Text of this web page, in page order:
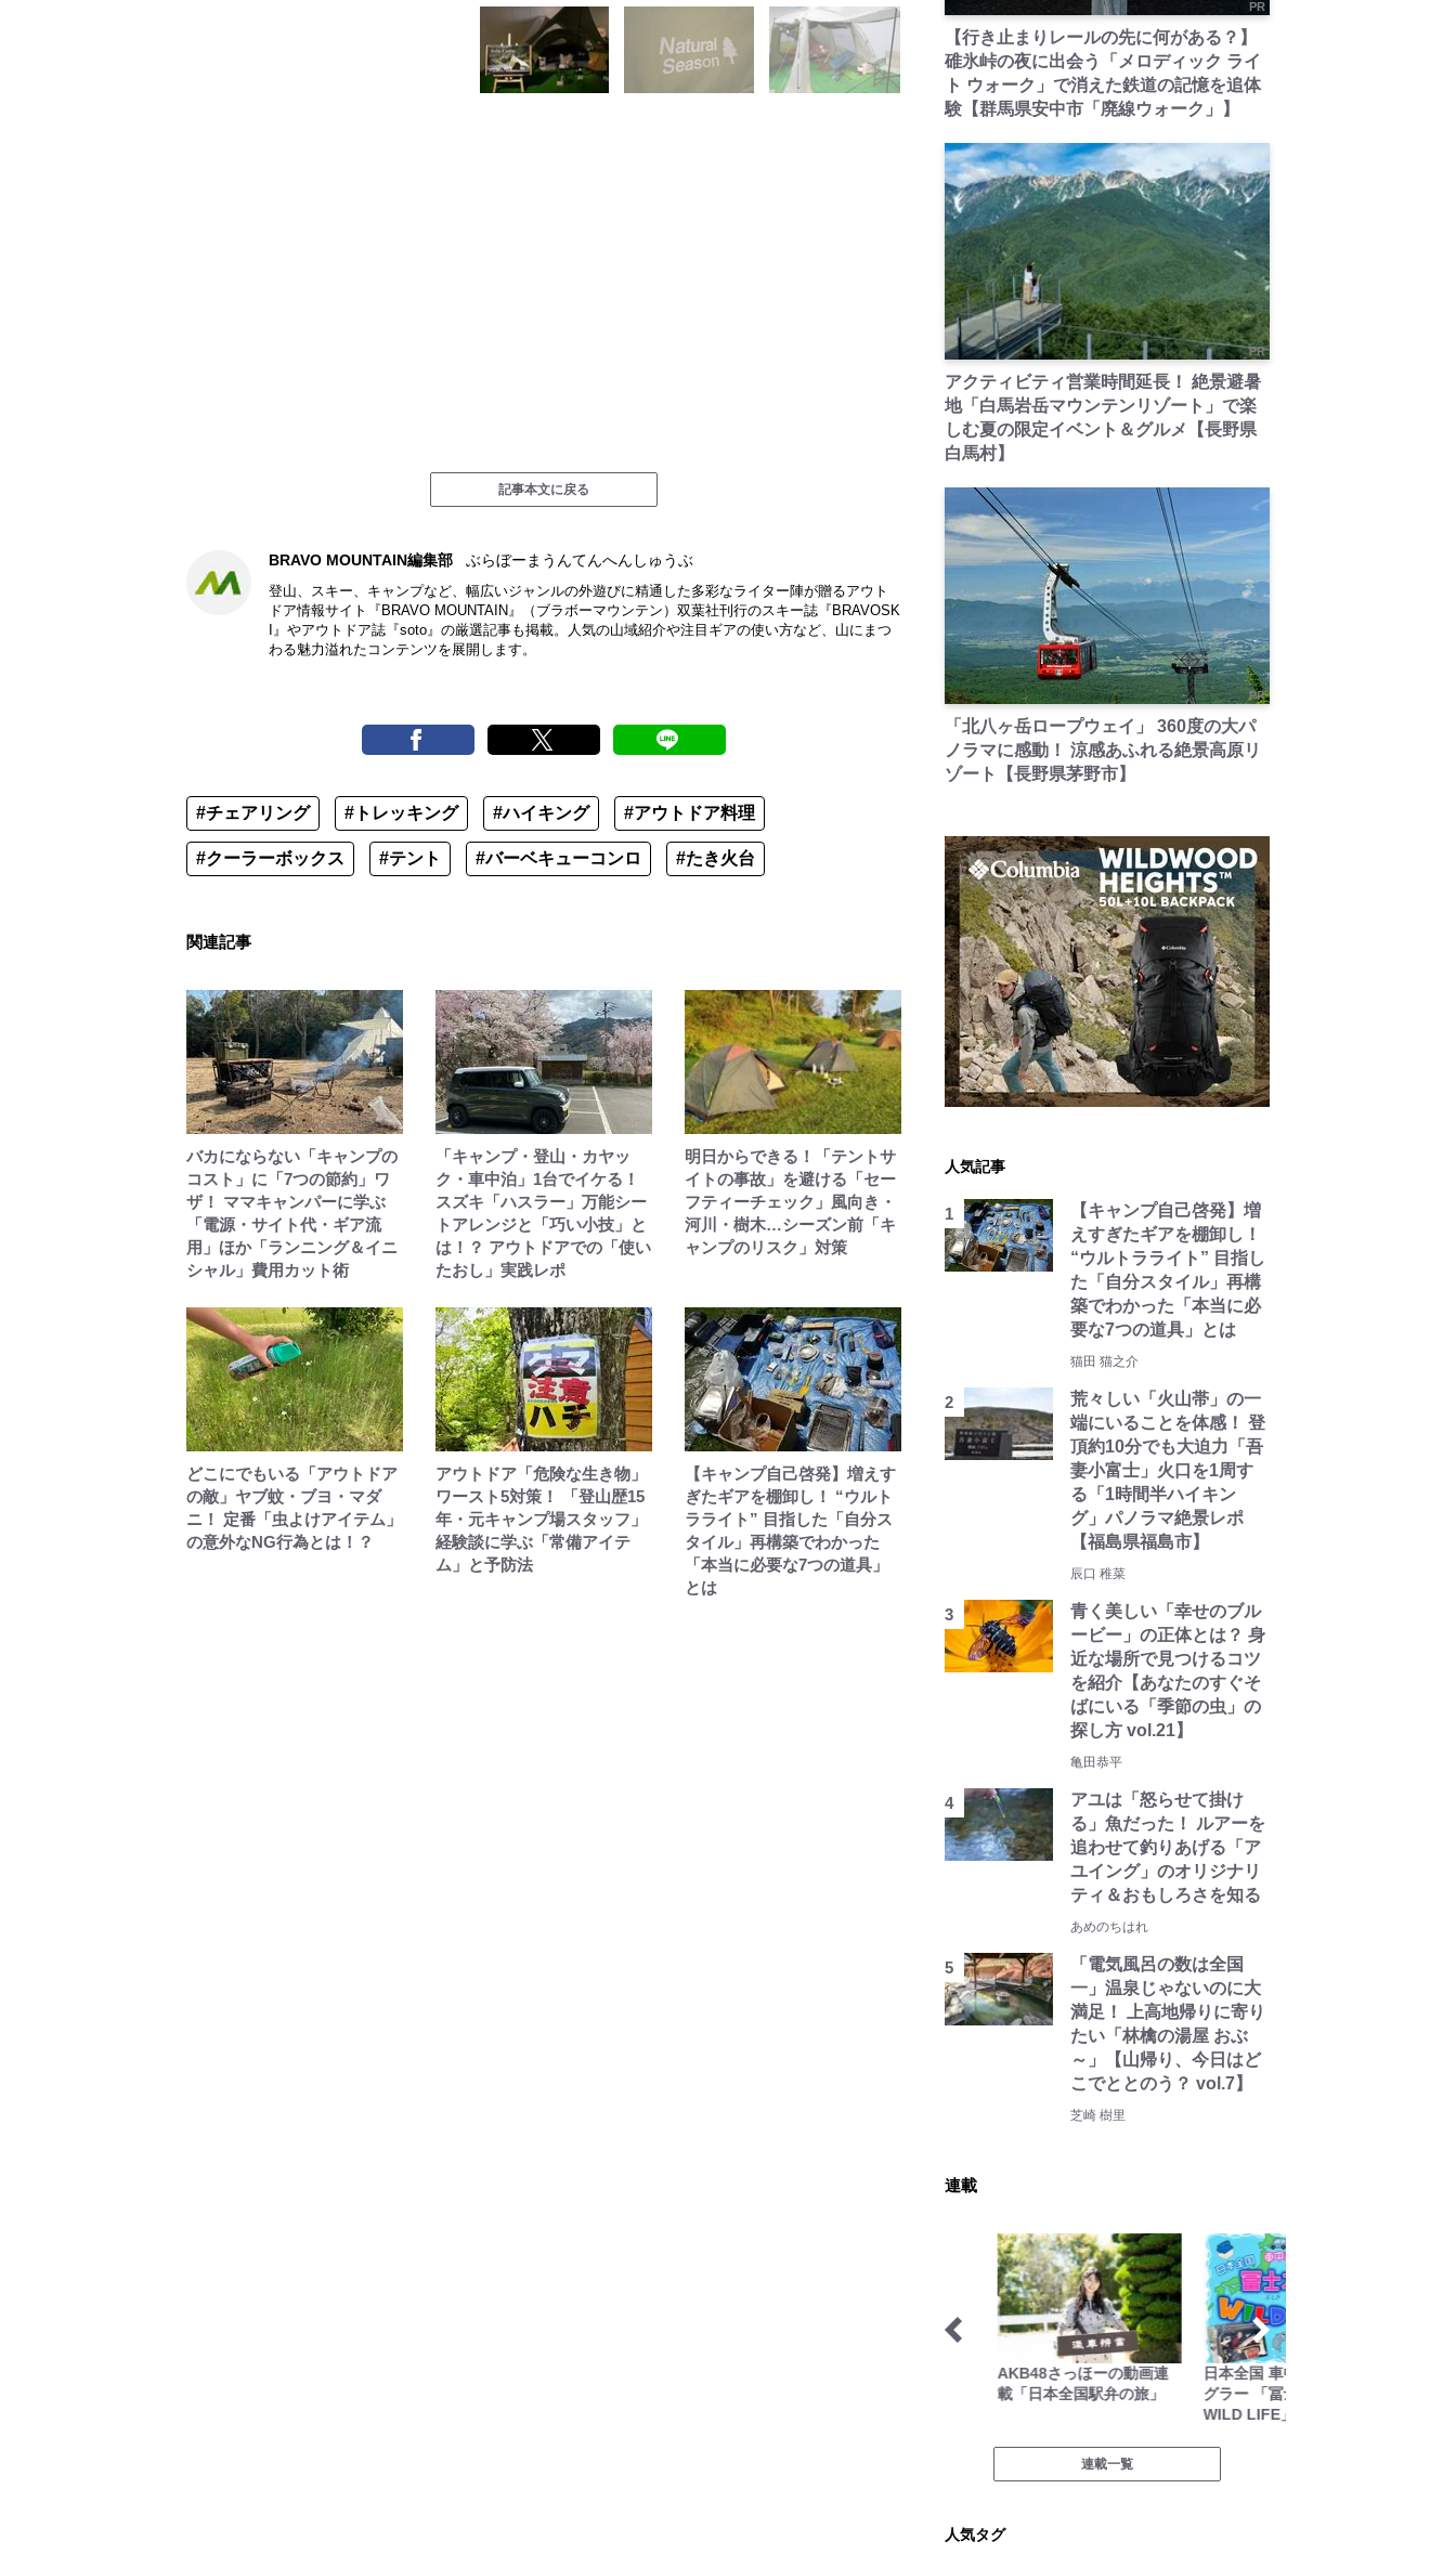
記事本文に戻る
BRAVO MOUNTAIN編集部 ぶらぼーまうんてんへんしゅうぶ
登山、スキー、キャンプなど、幅広いジャンルの外遊びに精通した多彩なライター陣が贈るアウト
ドア情報サイト『BRAVO MOUNTAIN』（ブラボーマウンテン）双葉社刊行のスキー誌『BRAVOSK
I』やアウトドア誌『soto』の厳選記事も掲載。人気の山域紹介や注目ギアの使い方など、山にまつ
わる魅力溢れたコンテンツを展開します。
#チェアリング #トレッキング #ハイキング #アウトドア料理
#クーラーボックス #テント #バーベキューコンロ #たき火台
関連記事
バカにならない「キャンプの
コスト」に「7つの節約」ワ
ザ！ ママキャンパーに学ぶ
「電源・サイト代・ギア流
用」ほか「ランニング＆イニ
シャル」費用カット術
「キャンプ・登山・カヤッ
ク・車中泊」1台でイケる！
スズキ「ハスラー」万能シー
トアレンジと「巧い小技」と
は！？ アウトドアでの「使い
たおし」実践レポ
明日からできる！「テントサ
イトの事故」を避ける「セー
フティーチェック」風向き・
河川・樹木…シーズン前「キ
ャンプのリスク」対策
どこにでもいる「アウトドア
の敵」ヤブ蚊・ブヨ・マダ
ニ！ 定番「虫よけアイテム」
の意外なNG行為とは！？
アウトドア「危険な生き物」
ワースト5対策！ 「登山歴15
年・元キャンプ場スタッフ」
経験談に学ぶ「常備アイテ
ム」と予防法
【キャンプ自己啓発】増えす
ぎたギアを棚卸し！ “ウルト
ラライト” 目指した「自分ス
タイル」再構築でわかった
「本当に必要な7つの道具」
とは
PR
【行き止まりレールの先に何がある？】
碓氷峠の夜に出会う「メロディック ライ
ト ウォーク」で消えた鉄道の記憶を追体
験【群馬県安中市「廃線ウォーク」】
PR
アクティビティ営業時間延長！ 絶景避暑
地「白馬岩岳マウンテンリゾート」で楽
しむ夏の限定イベント＆グルメ【長野県
白馬村】
PR
「北八ヶ岳ロープウェイ」 360度の大パ
ノラマに感動！ 涼感あふれる絶景高原リ
ゾート【長野県茅野市】
人気記事
【キャンプ自己啓発】増
えすぎたギアを棚卸し！
“ウルトラライト” 目指し
た「自分スタイル」再構
築でわかった「本当に必
要な7つの道具」とは
猫田 猫之介
荒々しい「火山帯」の一
端にいることを体感！ 登
頂約10分でも大迫力「吾
妻小富士」火口を1周す
る「1時間半ハイキン
グ」パノラマ絶景レポ
【福島県福島市】
辰口 稚菜
青く美しい「幸せのブル
ービー」の正体とは？ 身
近な場所で見つけるコツ
を紹介【あなたのすぐそ
ばにいる「季節の虫」の
探し方 vol.21】
亀田恭平
アユは「怒らせて掛け
る」魚だった！ ルアーを
追わせて釣りあげる「ア
ユイング」のオリジナリ
ティ＆おもしろさを知る
あめのちはれ
「電気風呂の数は全国
一」温泉じゃないのに大
満足！ 上高地帰りに寄り
たい「林檎の湯屋 おぶ
～」【山帰り、今日はど
こでととのう？ vol.7】
芝崎 樹里
連載
AKB48さっほーの動画連
載「日本全国駅弁の旅」
日本全国 車中泊女性アン
グラー 「冨士木耶奈の
WILD LIFE」
連載一覧
人気タグ